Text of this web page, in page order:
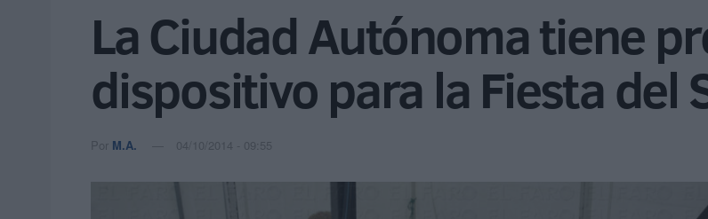
La Ciudad Autónoma tiene
dispositivo para la Fiesta del
Por M.A. 04/10/2014 - 09:55